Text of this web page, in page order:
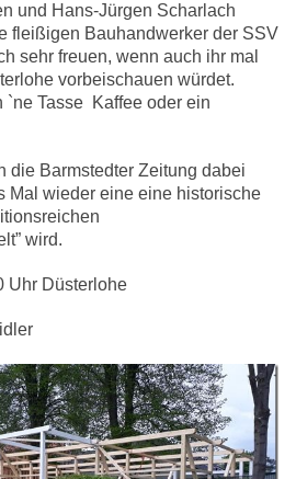
und Hans-Jürgen Scharlach
fleißigen Bauhandwerker der SSV
sehr freuen, wenn auch ihr mal
vorbeischauen würdet.
Tasse Kaffee oder ein
die Barmstedter Zeitung dabei
Mal wieder eine eine historische
wird.
Uhr Düsterlohe